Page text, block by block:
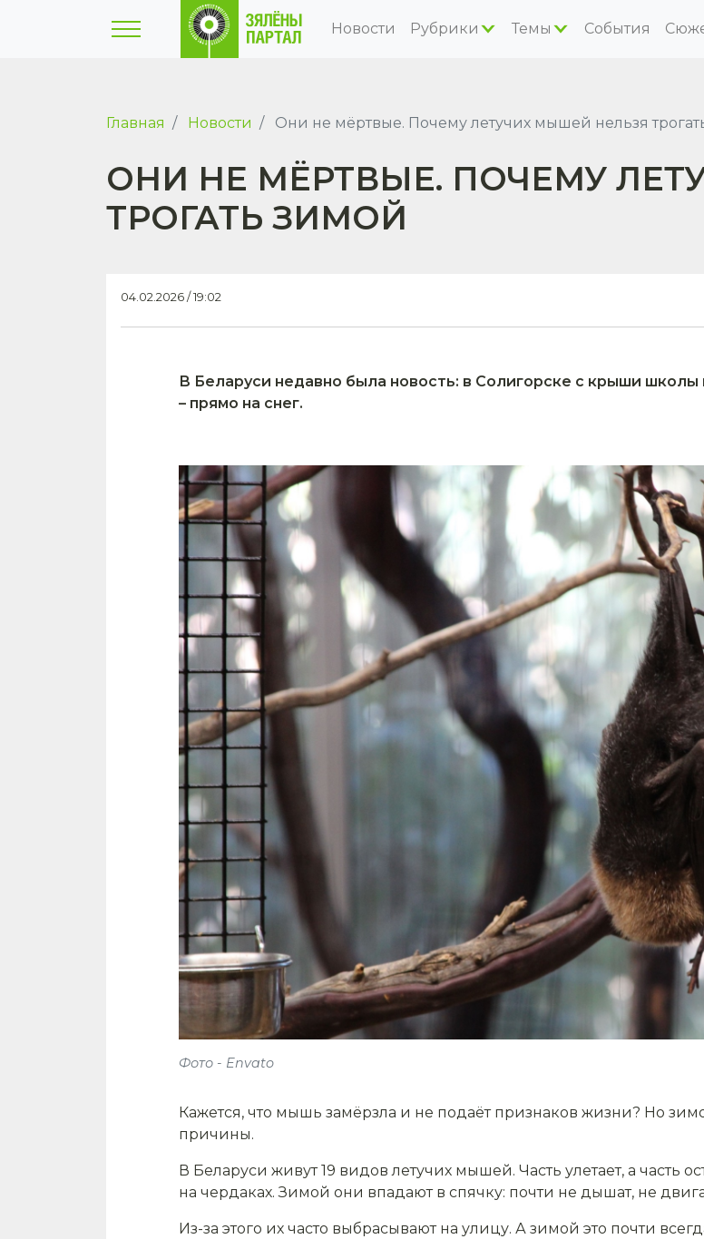
Новости Рубрики Темы События
Главная Новости Они не мёртвые. Почему летучих мышей нельзя
ОНИ НЕ МЁРТВЫЕ. ПОЧЕМУ
ТРОГАТЬ ЗИМОЙ
04.02.2026 / 19:02
В Беларуси недавно была новость: в Солигорске с крыши
– прямо на снег.
Фото - Envato
Кажется, что мышь замёрзла и не подаёт признаков жизни? Но
причины.
В Беларуси живут 19 видов летучих мышей. Часть улетает, а часть
на чердаках. Зимой они впадают в спячку: почти не дышат, не
Из-за этого их часто выбрасывают на улицу. А зимой это почти